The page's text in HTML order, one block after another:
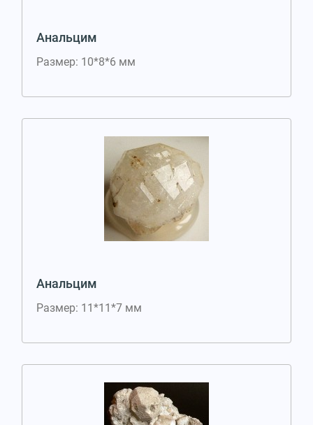
Анальцим
Размер: 10*8*6 мм
Анальцим
Размер: 11*11*7 мм